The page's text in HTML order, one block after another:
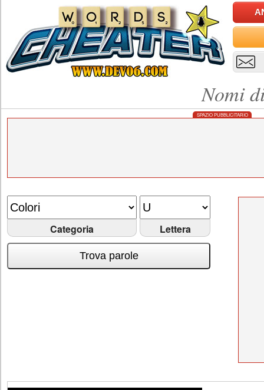
Nomi
SPAZIO PUBBLICITARIO
Categoria Lettera
Trova parole